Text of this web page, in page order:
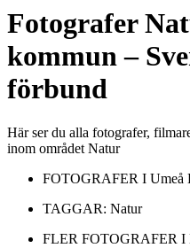
Fotografer
kommun–
förbund
Här ser du alla fotografer,
inom området Natur
FOTOGRAFER I Umeå
TAGGAR: Natur
FLER FOTOGRAFER I